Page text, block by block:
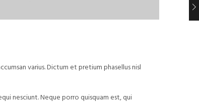
varius. Dictum et pretium phasellus nisl
nesciunt. Neque porro quisquam est, qui